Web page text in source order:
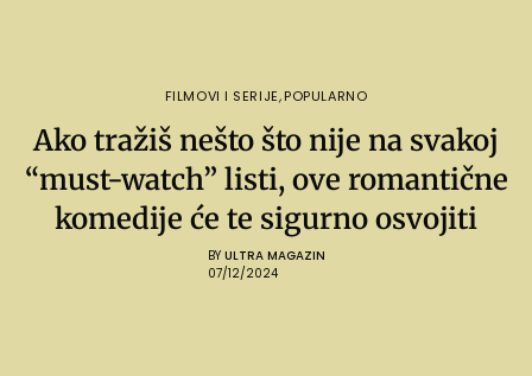
FILMOVI I SERIJE,POPULARNO
Ako tražiš nešto što nije na svakoj
“must-watch” listi, ove romantične
komedije će te sigurno osvojiti
BY ULTRA MAGAZIN
07/12/2024